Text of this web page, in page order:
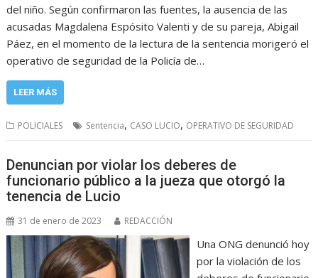
del niño. Según confirmaron las fuentes, la ausencia de las
acusadas Magdalena Espósito Valenti y de su pareja, Abigail
Páez, en el momento de la lectura de la sentencia morigeró el
operativo de seguridad de la Policía de…
LEER MÁS
POLICIALES Sentencia, CASO LUCIO, OPERATIVO DE SEGURIDAD
Denuncian por violar los deberes de
funcionario público a la jueza que otorgó la
tenencia de Lucio
31 de enero de 2023 REDACCIÓN
Una ONG denunció hoy
por la violación de los